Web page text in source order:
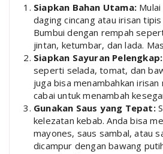
Siapkan Bahan Utama:
daging cincang atau irisan
Bumbui dengan rempah
jintan, ketumbar, dan lada.
Siapkan Sayuran Pelengkap:
seperti selada, tomat, dan
juga bisa menambahkan
cabai untuk menambah
Gunakan Saus yang Tepat:
kelezatan kebab. Anda bisa
mayones, saus sambal, atau
dicampur dengan bawang